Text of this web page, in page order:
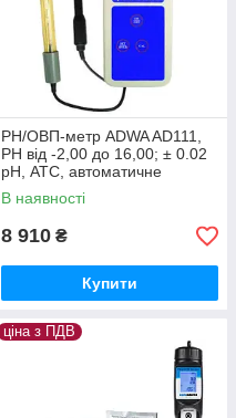
PН/ОВП-метр ADWA AD111,
РН від -2,00 до 16,00; ± 0.02
pH, АТС, автоматичне
калібрування. Угорщина
В наявності
8 910 ₴
Купити
ціна з ПДВ